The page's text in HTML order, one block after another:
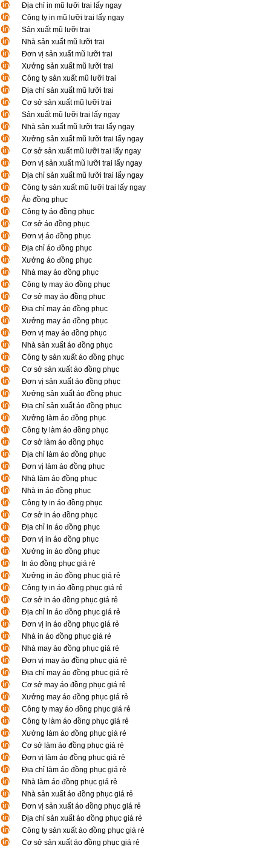
Địa chỉ in mũ lưỡi trai lấy ngay
Công ty in mũ lưỡi trai lấy ngay
Sản xuất mũ lưỡi trai
Nhà sản xuất mũ lưỡi trai
Đơn vị sản xuất mũ lưỡi trai
Xưởng sản xuất mũ lưỡi trai
Công ty sản xuất mũ lưỡi trai
Địa chỉ sản xuất mũ lưỡi trai
Cơ sở sản xuất mũ lưỡi trai
Sản xuất mũ lưỡi trai lấy ngay
Nhà sản xuất mũ lưỡi trai lấy ngay
Xưởng sản xuất mũ lưỡi trai lấy ngay
Cơ sở sản xuất mũ lưỡi trai lấy ngay
Đơn vị sản xuất mũ lưỡi trai lấy ngay
Địa chỉ sản xuất mũ lưỡi trai lấy ngay
Công ty sản xuất mũ lưỡi trai lấy ngay
Áo đồng phục
Công ty áo đồng phục
Cơ sở áo đồng phục
Đơn vị áo đồng phục
Địa chỉ áo đồng phục
Xưởng áo đồng phục
Nhà may áo đồng phục
Công ty may áo đồng phục
Cơ sở may áo đồng phục
Địa chỉ may áo đồng phục
Xưởng may áo đồng phục
Đơn vị may áo đồng phục
Nhà sản xuất áo đồng phục
Công ty sản xuất áo đồng phục
Cơ sở sản xuất áo đồng phục
Đơn vị sản xuất áo đồng phục
Xưởng sản xuất áo đồng phục
Địa chỉ sản xuất áo đồng phục
Xưởng làm áo đồng phục
Công ty làm áo đồng phục
Cơ sở làm áo đồng phục
Địa chỉ làm áo đồng phục
Đơn vị làm áo đồng phục
Nhà làm áo đồng phục
Nhà in áo đồng phục
Công ty in áo đồng phục
Cơ sở in áo đồng phục
Địa chỉ in áo đồng phục
Đơn vị in áo đồng phục
Xưởng in áo đồng phục
In áo đồng phục giá rẻ
Xưởng in áo đồng phục giá rẻ
Công ty in áo đồng phục giá rẻ
Cơ sở in áo đồng phục giá rẻ
Địa chỉ in áo đồng phục giá rẻ
Đơn vị in áo đồng phục giá rẻ
Nhà in áo đồng phục giá rẻ
Nhà may áo đồng phục giá rẻ
Đơn vị may áo đồng phục giá rẻ
Địa chỉ may áo đồng phục giá rẻ
Cơ sở may áo đồng phục giá rẻ
Xưởng may áo đồng phục giá rẻ
Công ty may áo đồng phục giá rẻ
Công ty làm áo đồng phục giá rẻ
Xưởng làm áo đồng phục giá rẻ
Cơ sở làm áo đồng phục giá rẻ
Đơn vị làm áo đồng phục giá rẻ
Địa chỉ làm áo đồng phục giá rẻ
Nhà làm áo đồng phục giá rẻ
Nhà sản xuất áo đồng phục giá rẻ
Đơn vị sản xuất áo đồng phục giá rẻ
Địa chỉ sản xuất áo đồng phục giá rẻ
Công ty sản xuất áo đồng phục giá rẻ
Cơ sở sản xuất áo đồng phục giá rẻ